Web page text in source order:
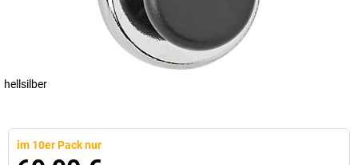
hellsilber
im 10er Pack nur